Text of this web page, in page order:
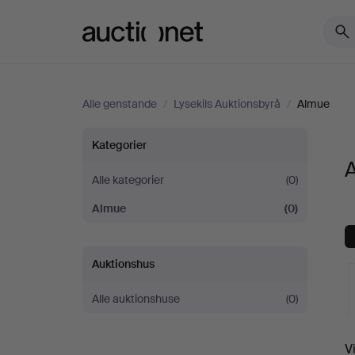
Alle genstande / Lysekils Auktionsbyrå / Almue
Almue
hos
Lysekils
Auktionsbyrå
Kategorier
Alle kategorier
(0)
Almue
(0)
Auktionshus
Alle auktionshuse (0)